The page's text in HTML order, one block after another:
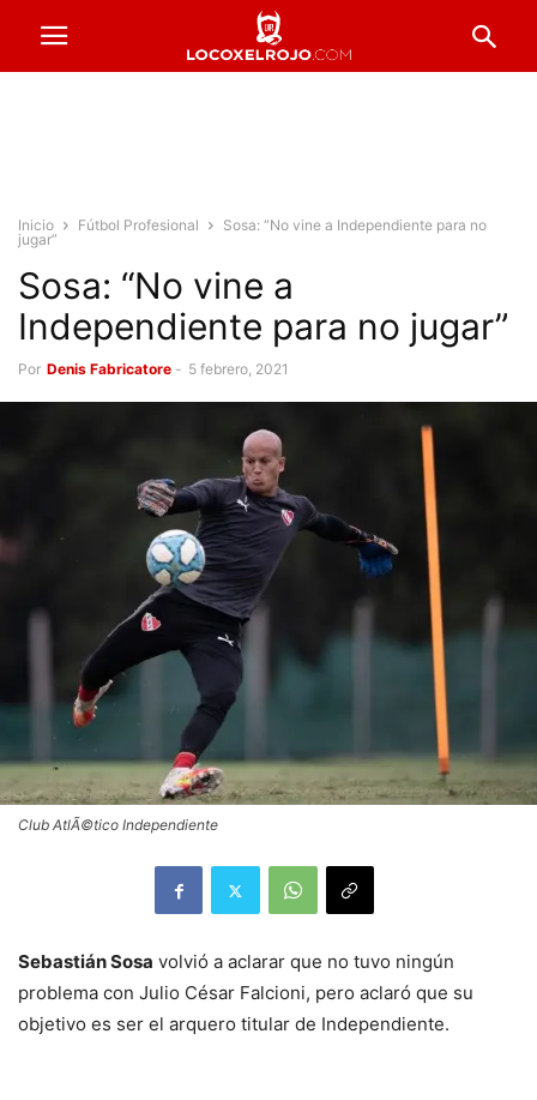
Inicio Fútbol Profesional
Sosa: “No vine a Independiente para no
jugar”
Sosa: “No vine a
Independiente para no jugar”
Por Denis Fabricatore - 5 febrero, 2021
Club AtlÃ©tico Independiente
Sebastián Sosa volvió a aclarar que no tuvo ningún
problema con Julio César Falcioni, pero aclaró que su
objetivo es ser el arquero titular de Independiente.